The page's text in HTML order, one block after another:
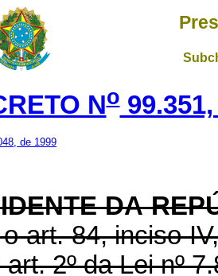
No99.351,
de 1999
DA
art. 84, inciso
2º da Lei nº